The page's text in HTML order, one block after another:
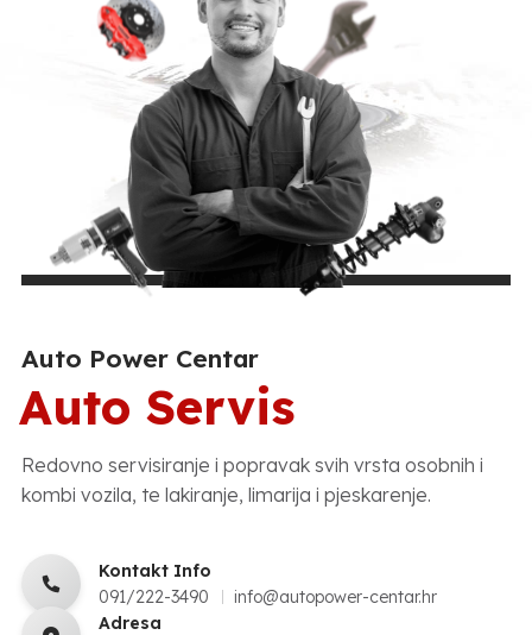
Auto Power Centar
Auto Servis
Redovno servisiranje i popravak svih vrsta osobnih i
kombi vozila, te lakiranje, limarija i pjeskarenje.
Kontakt Info
091/222-3490
info@autopower-centar.hr
Adresa